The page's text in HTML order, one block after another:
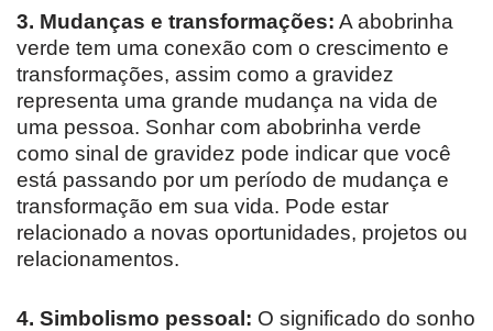
3. Mudanças e transformações: A abobrinha
verde tem uma conexão com o crescimento e
transformações, assim como a gravidez
representa uma grande mudança na vida de
uma pessoa. Sonhar com abobrinha verde
como sinal de gravidez pode indicar que você
está passando por um período de mudança e
transformação em sua vida. Pode estar
relacionado a novas oportunidades, projetos ou
relacionamentos.
4. Simbolismo pessoal: O significado do sonho